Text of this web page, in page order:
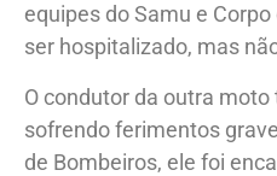
equipes do Samu e
ser hospitalizado, mas
O condutor da outra
sofrendo ferimentos
de Bombeiros, ele foi